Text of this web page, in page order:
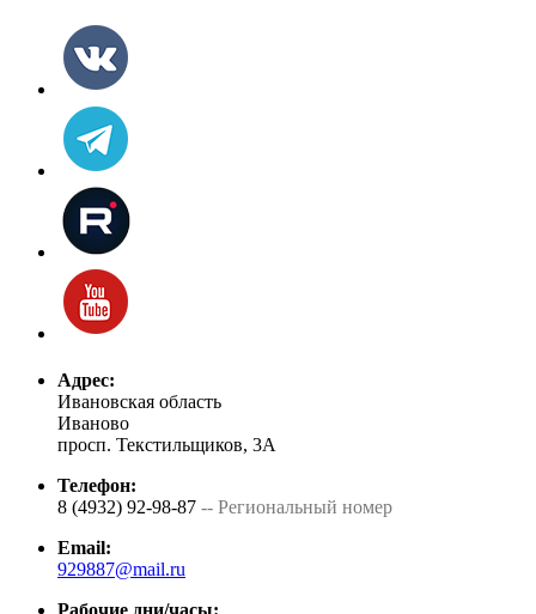
Адрес:
Ивановская область
Иваново
просп. Текстильщиков, 3А
Телефон:
8 (4932) 92-98-87 -- Региональный номер
Email:
929887@mail.ru
Рабочие дни/часы: